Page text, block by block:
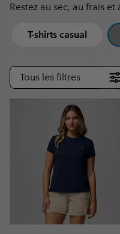
Restez au sec, au frais et
T-shirts casual
Tous les filtres